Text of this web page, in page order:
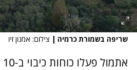
שריפה בשמורת כרמיה | צילום: אמנון זיו